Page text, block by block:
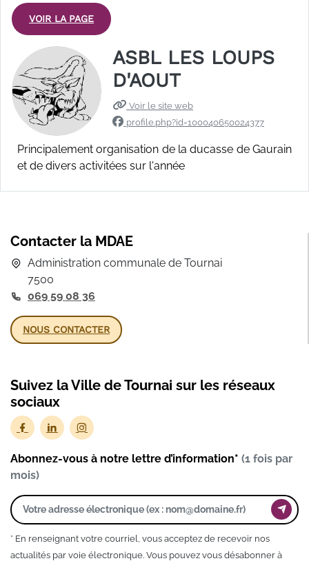
VOIR LA PAGE
ASBL LES LOUPS
D'AOUT
Voir le site web
profile.php?id=100040650024377
Principalement organisation de la ducasse de Gaurain
et de divers activitées sur l'année
Contacter la MDAE
Administration communale de Tournai
7500
069 59 08 36
NOUS CONTACTER
Suivez la Ville de Tournai sur les réseaux
sociaux
Abonnez-vous à notre lettre d’information* (1 fois par
mois)
* En renseignant votre courriel, vous acceptez de recevoir nos
actualités par voie électronique. Vous pouvez vous désabonner à